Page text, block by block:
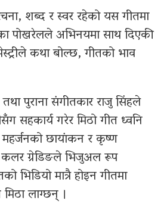
शब्द र स्वर रहेको यस गीतमा
पोखरेलले अभिनयमा साथ दिएकी
कथा बोल्छ, गीतको भाव
पुराना संगीतकार राजु सिंहले
सहकार्य गरेर मिठो गीत ध्वनि
छायांकन र कृष्ण
कलर ग्रेडिङले भिजुअल रूप
भिडियो मात्रै होइन गीतमा
लाग्छन् ।